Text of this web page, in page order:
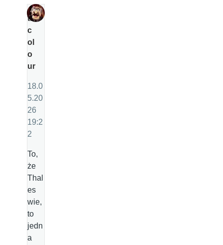
tri
c
ol
o
ur
18.0
5.20
26
19:2
2
To,
że
Thal
es
wie,
to
jedn
a